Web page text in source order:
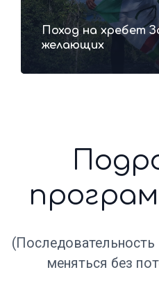
Поход на хребет
желающих
Профессиональные
инструкторы
Каждый инструктор имеет навыки
полная аптечка и рации
маршрута